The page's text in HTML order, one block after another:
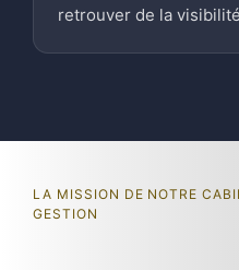
retrouver de la
LA MISSION DE NOTRE
GESTION